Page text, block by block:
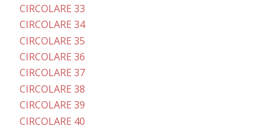
CIRCOLARE 33
CIRCOLARE 34
CIRCOLARE 35
CIRCOLARE 36
CIRCOLARE 37
CIRCOLARE 38
CIRCOLARE 39
CIRCOLARE 40